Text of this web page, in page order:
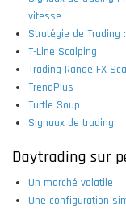
vitesse
Stratégie de Trading
T-Line Scalping
Trading Range FX
TrendPlus
Turtle Soup
Signaux de trading
Daytrading sur
Un marché volatile
Une configuration